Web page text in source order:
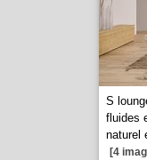
S
fluides
naturel
[4